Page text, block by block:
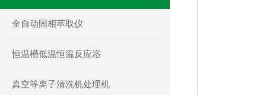
全自动固相萃取仪
恒温槽低温恒温反应浴
真空等离子清洗机处理机